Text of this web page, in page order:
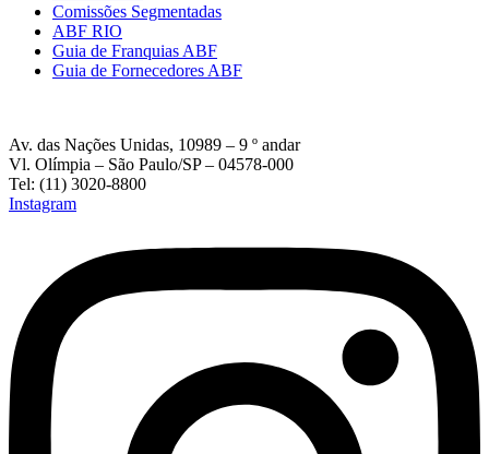
Comissões Segmentadas
ABF RIO
Guia de Franquias ABF
Guia de Fornecedores ABF
Av. das Nações Unidas, 10989 – 9 º andar
Vl. Olímpia – São Paulo/SP – 04578-000
Tel: (11) 3020-8800
Instagram